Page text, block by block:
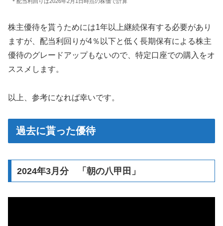
株主優待を貰うためには1年以上継続保有する必要があり
ますが、配当利回りが4％以下と低く長期保有による株主
優待のグレードアップもないので、特定口座での購入をオ
ススメします。
以上、参考になれば幸いです。
過去に貰った優待
2024年3月分 「朝の八甲田」